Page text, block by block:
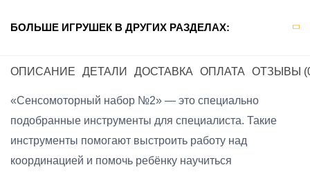
БОЛЬШЕ ИГРУШЕК В ДРУГИХ РАЗДЕЛАХ:
ОПИСАНИЕ ДЕТАЛИ ДОСТАВКА ОПЛАТА ОТЗЫВЫ
«Сенсомоторный набор №2» — это специально
подобранные инструменты для специалиста. Такие
инструменты помогают выстроить работу над
координацией и помочь ребёнку научиться